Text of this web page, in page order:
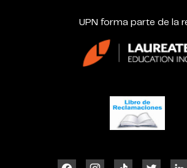
UPN forma parte de la